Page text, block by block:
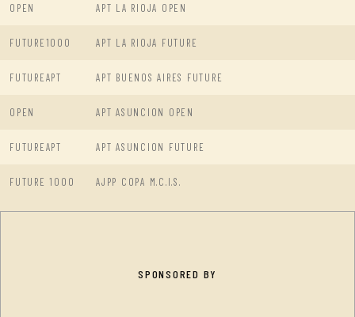
OPEN APT LA RIOJA OPEN
FUTURE1000 APT LA RIOJA FUTURE
FUTUREAPT APT BUENOS AIRES FUTURE
OPEN APT ASUNCION OPEN
FUTUREAPT APT ASUNCION FUTURE
FUTURE 1000 AJPP COPA M.C.I.S.
SPONSORED BY